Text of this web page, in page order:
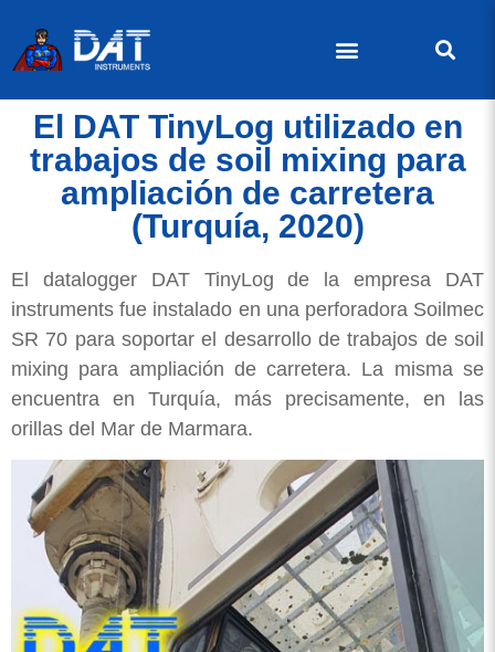
El DAT TinyLog utilizado en
trabajos de soil mixing para
ampliación de carretera
(Turquía, 2020)
El datalogger DAT TinyLog de la empresa DAT
instruments fue instalado en una perforadora Soilmec
SR 70 para soportar el desarrollo de trabajos de soil
mixing para ampliación de carretera. La misma se
encuentra en Turquía, más precisamente, en las
orillas del Mar de Marmara.